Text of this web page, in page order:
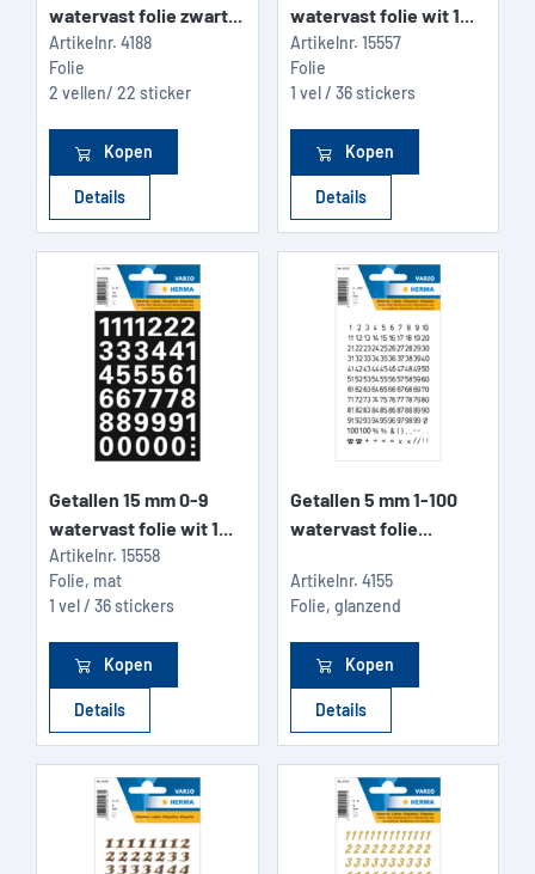
watervast folie zwart...
Artikelnr. 4188
Folie
2 vellen/ 22 sticker
Kopen
Details
watervast folie wit 1...
Artikelnr. 15557
Folie
1 vel / 36 stickers
Kopen
Details
Getallen 15 mm 0-9
watervast folie wit 1...
Artikelnr. 15558
Folie, mat
1 vel / 36 stickers
Kopen
Details
Getallen 5 mm 1-100
watervast folie...
Artikelnr. 4155
Folie, glanzend
Kopen
Details